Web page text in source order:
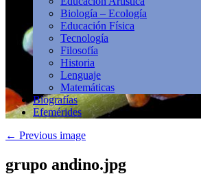
Biología – Ecología
Educación Física
Tecnología
Filosofía
Historia
Lenguaje
Matemáticas
Biografías
Efemérides
← Previous image
grupo andino.jpg